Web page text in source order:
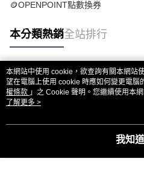
🪙OPENPOINT點數換券
本分類熱銷全站排行
熱門標籤
本網站中使用 cookie，欲查詢有關本網站
望在電腦上使用 cookie 時應如何變更電腦
權條款 」之 Cookie 聲明。您繼續使用本
用條款之 Cookie 聲明使用 cookie。
了解更多 >
我知